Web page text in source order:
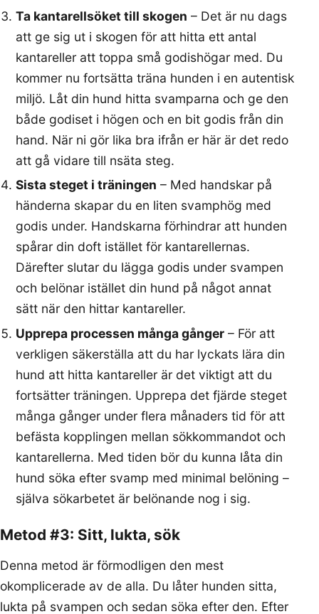
Ta kantarellsöket till skogen – Det är nu dags
att ge sig ut i skogen för att hitta ett antal
kantareller att toppa små godishögar med. Du
kommer nu fortsätta träna hunden i en autentisk
miljö. Låt din hund hitta svamparna och ge den
både godiset i högen och en bit godis från din
hand. När ni gör lika bra ifrån er här är det redo
att gå vidare till nsäta steg.
Sista steget i träningen – Med handskar på
händerna skapar du en liten svamphög med
godis under. Handskarna förhindrar att hunden
spårar din doft istället för kantarellernas.
Därefter slutar du lägga godis under svampen
och belönar istället din hund på något annat
sätt när den hittar kantareller.
Upprepa processen många gånger – För att
verkligen säkerställa att du har lyckats lära din
hund att hitta kantareller är det viktigt att du
fortsätter träningen. Upprepa det fjärde steget
många gånger under flera månaders tid för att
befästa kopplingen mellan sökkommandot och
kantarellerna. Med tiden bör du kunna låta din
hund söka efter svamp med minimal belöning –
själva sökarbetet är belönande nog i sig.
Metod #3: Sitt, lukta, sök
Denna metod är förmodligen den mest
okomplicerade av de alla. Du låter hunden sitta,
lukta på svampen och sedan söka efter den. Efter